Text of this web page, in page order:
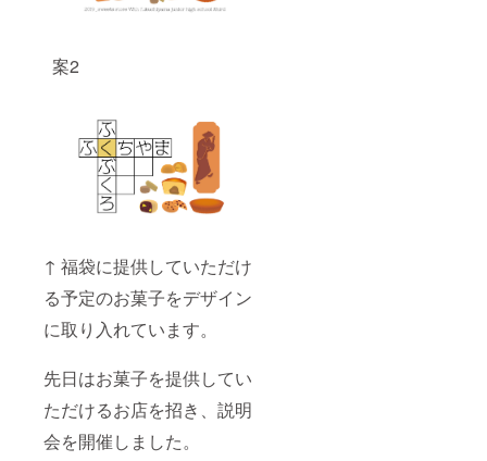
案2
↑ 福袋に提供していただけ
る予定のお菓子をデザイン
に取り入れています。
先日はお菓子を提供してい
ただけるお店を招き、説明
会を開催しました。